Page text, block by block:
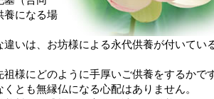
養になる場
違いは、お坊様による永代供養が付いてい
祖様にどのように手厚いご供養をするかで
とも無縁仏になる心配はありません。